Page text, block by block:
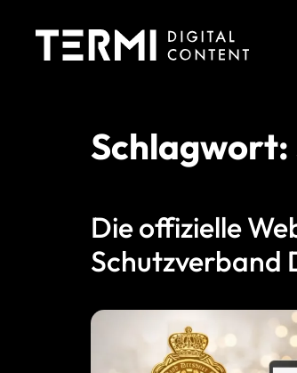
Schlagwort:
Die offizielle
Schutzverband